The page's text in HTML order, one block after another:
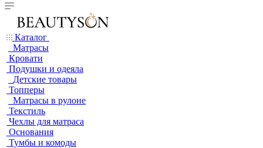
Каталог
Матрасы
Кровати
Подушки и одеяла
Детские товары
Топперы
Матрасы в рулоне
Текстиль
Чехлы для матраса
Основания
Тумбы и комоды